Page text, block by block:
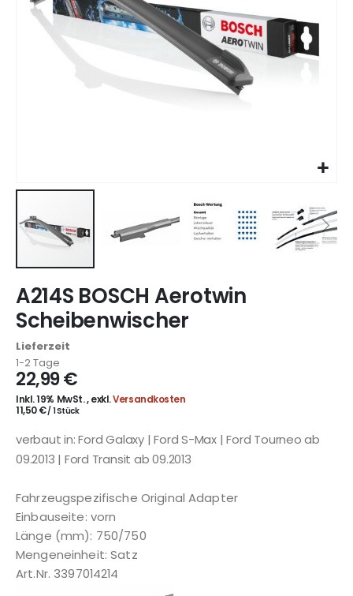
Anfang
der
Bildgalerie
springen
A214S BOSCH Aerotwin
Scheibenwischer
Lieferzeit
1-2 Tage
22,99 €
Inkl. 19% MwSt.,exkl.Versandkosten
11,50 €/ 1 Stück
verbaut in: Ford Galaxy | Ford S-Max | Ford Tourneo ab
09.2013 | Ford Transit ab 09.2013
Fahrzeugspezifische Original Adapter
Einbauseite: vorn
Länge (mm): 750/750
Mengeneinheit: Satz
Art.Nr. 3397014214